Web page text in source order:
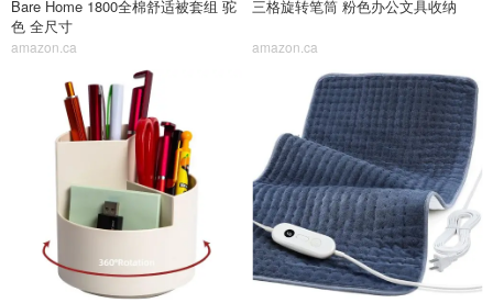
Bare Home 1800全棉舒适被套组 驼
色 全尺寸
amazon.ca
三格旋转笔筒 粉色办公文具收纳
amazon.ca